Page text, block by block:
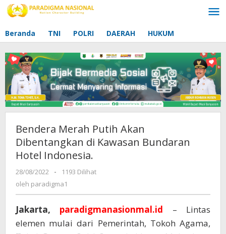
Lewati
ke
Beranda TNI POLRI DAERAH HUKUM
Bendera Merah Putih Akan
Dibentangkan di Kawasan Bundaran
Hotel Indonesia.
28/08/2022
oleh
paradigma1
-
1193 Dilihat
oleh paradigma1
Jakarta, paradigmanasionmal.id – Lintas
elemen mulai dari Pemerintah, Tokoh Agama,